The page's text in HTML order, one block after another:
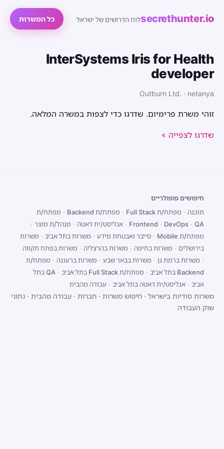
secrethunter.ioלוח הדרושים של ישראל כל המשרות
InterSystems Iris for Health
developer
Outburn Ltd. · netanya
זוהי משרת פרימיום. שדרגו כדי לצפות במשרה המלאה.
שדרגו לצפייה »
חיפושים פופולריים
תוכנה · מפתח/ת Full Stack · מפתח/ת Backend · מפתח/ת
Frontend · DevOps · QA
· אנליסט/ית דאטה · מנהל/ת מוצר ·
מפתח/ת Mobile
· סייבר ואבטחת מידע · משרות בתל אביב · משרות
בירושלים · משרות בחיפה · משרות בהרצליה · משרות בפתח תקווה
· משרות ברמת גן · משרות בבאר שבע · משרות ברעננה · מפתח/ת
Backend בתל אביב
· מפתח/ת Full Stack בתל אביב ·
QA בתל
אביב · אנליסט/ית דאטה בתל אביב · עבודה מהבית
משרות סודיות בישראל · חיפוש משרות · חברות · עבודה מהבית · נתוני
שוק העבודה